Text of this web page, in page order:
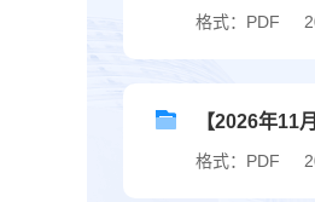
格式：PDF
【2026年11
格式：PDF